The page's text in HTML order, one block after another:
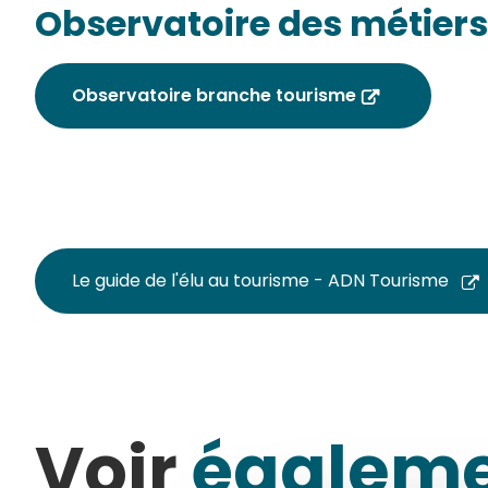
Observatoiredes métiers
Observatoire branche tourisme
Le guide de l'élu au tourisme - ADN Tourisme